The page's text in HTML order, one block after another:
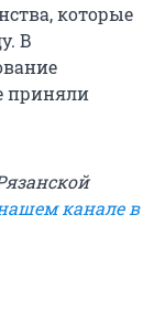
которые
В
приняли
канале в